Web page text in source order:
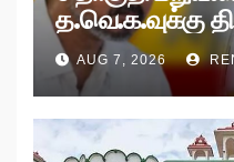
த.வெ.க.வுக்கு
AUG 7, 2026